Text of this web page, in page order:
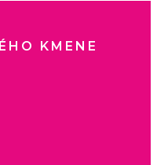
KMENE